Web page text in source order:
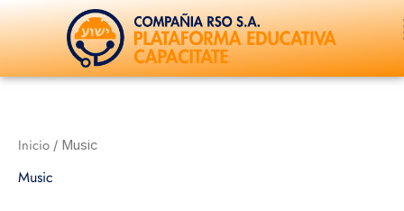
Ir
al
contenido
Inicio / Music
Music